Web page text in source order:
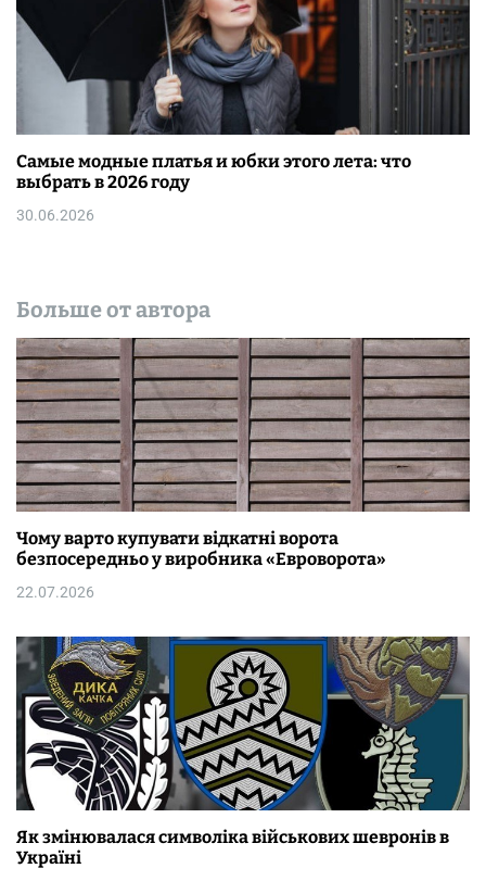
Самые модные платья и юбки этого лета: что
выбрать в 2026 году
30.06.2026
Больше от автора
Чому варто купувати відкатні ворота
безпосередньо у виробника «Евроворота»
22.07.2026
Як змінювалася символіка військових шевронів в
Україні